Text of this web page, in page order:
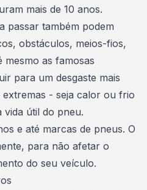
mais de 10 anos.
passar também podem
obstáculos, meios-fios,
mesmo as famosas
para um desgaste mais
- seja calor ou frio
vida útil do pneu.
e até marcas de pneus. O
para não afetar o
do seu veículo.